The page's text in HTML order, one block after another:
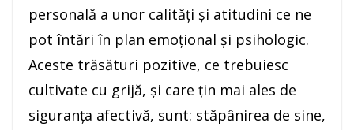
personală a unor calităţi şi atitudini ce ne
pot întări în plan emoţional şi psihologic.
Aceste trăsături pozitive, ce trebuiesc
cultivate cu grijă, şi care ţin mai ales de
siguranţa afectivă, sunt: stăpânirea de sine,